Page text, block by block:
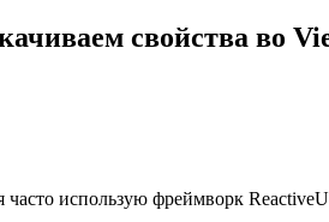
свойства во
использую фреймворк